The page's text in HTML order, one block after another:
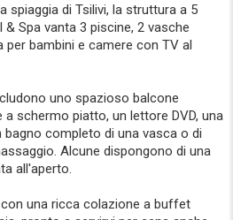
spiaggia di Tsilivi, la struttura a 5
Spa vanta 3 piscine, 2 vasche
per bambini e camere con TV al
uno spazioso balcone
schermo piatto, un lettore DVD, una
completo di una vasca o di
Alcune dispongono di una
all'aperto.
una ricca colazione a buffet